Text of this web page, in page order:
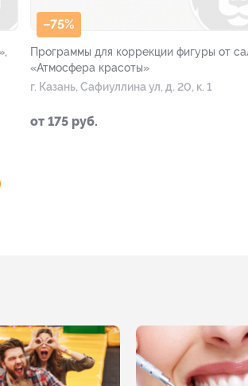
–75%
Программы для коррекции фигуры от
«Атмосфера красоты»
г. Казань, Сафиуллина ул, д. 20, к. 1
от 175 руб.